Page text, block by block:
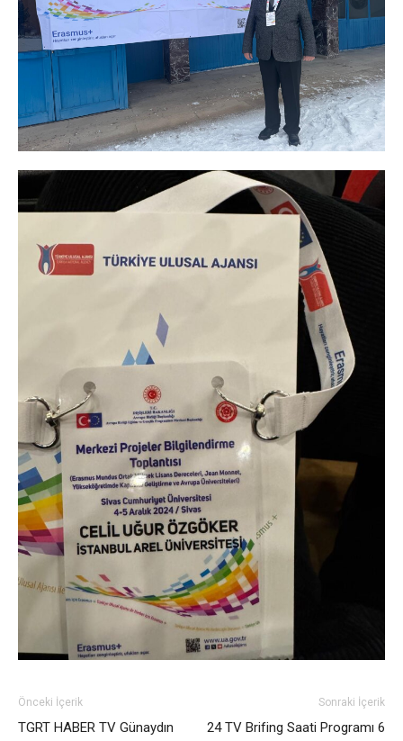
Önceki İçerik
TGRT HABER TV Günaydın
Sonraki İçerik
24 TV Brifing Saati Programı 6